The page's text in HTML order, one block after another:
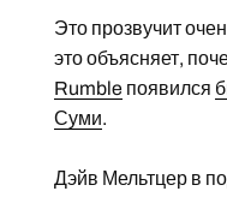
Это прозвучит
это объясняет,
Rumbleпоявился
Суми.
Дэйв Мельтцер в